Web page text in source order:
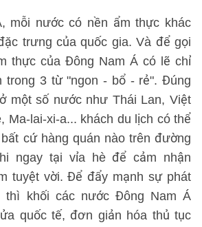
mỗi nước có nền ẩm thực khác
trưng của quốc gia. Và để gọi
thực của Đông Nam Á có lẽ chỉ
trong 3 từ "ngon - bổ - rẻ". Đúng
một số nước như Thái Lan, Việt
Ma-lai-xi-a... khách du lịch có thể
cứ hàng quán nào trên đường
ngay tại vỉa hè để cảm nhận
tuyệt vời. Để đẩy mạnh sự phát
thì khối các nước Đông Nam Á
quốc tế, đơn giản hóa thủ tục